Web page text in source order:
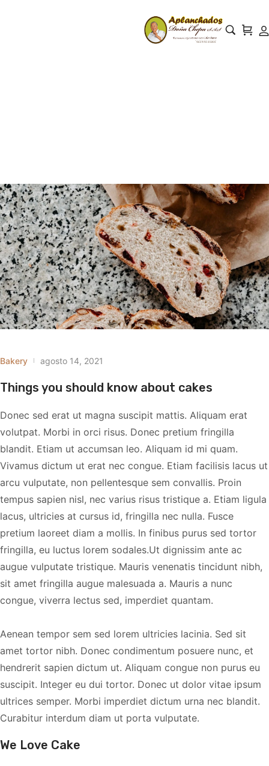
Bakery agosto 14, 2021
Things you should know about cakes
Donec sed erat ut magna suscipit mattis. Aliquam erat
volutpat. Morbi in orci risus. Donec pretium fringilla
blandit. Etiam ut accumsan leo. Aliquam id mi quam.
Vivamus dictum ut erat nec congue. Etiam facilisis lacus ut
arcu vulputate, non pellentesque sem convallis. Proin
tempus sapien nisl, nec varius risus tristique a. Etiam ligula
lacus, ultricies at cursus id, fringilla nec nulla. Fusce
pretium laoreet diam a mollis. In finibus purus sed tortor
fringilla, eu luctus lorem sodales.Ut dignissim ante ac
augue vulputate tristique. Mauris venenatis tincidunt nibh,
sit amet fringilla augue malesuada a. Mauris a nunc
congue, viverra lectus sed, imperdiet quantam.
Aenean tempor sem sed lorem ultricies lacinia. Sed sit
amet tortor nibh. Donec condimentum posuere nunc, et
hendrerit sapien dictum ut. Aliquam congue non purus eu
suscipit. Integer eu dui tortor. Donec ut dolor vitae ipsum
ultrices semper. Morbi imperdiet dictum urna nec blandit.
Curabitur interdum diam ut porta vulputate.
We Love Cake